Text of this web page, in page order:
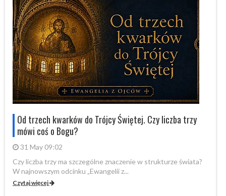
Od trzech kwarków do Trójcy Świętej. Czy liczba trzy
mówi coś o Bogu?
31 May 09:02
Czy liczba trzy ma szczególne znaczenie w strukturze świata?
W najnowszym odcinku „Ewangelii z...
Czytaj więcej